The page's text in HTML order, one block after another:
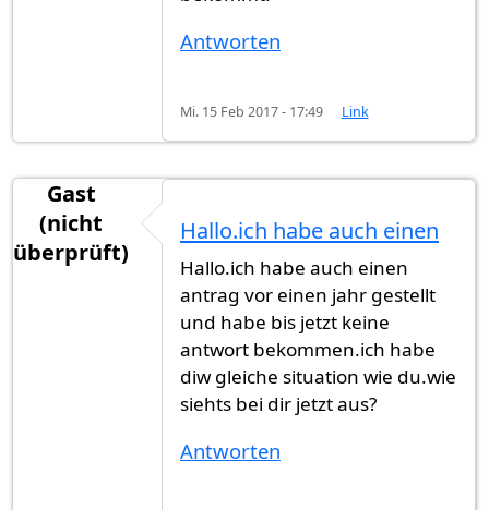
Antworten
Mi. 15 Feb 2017 - 17:49 Link
Gast
(nicht
überprüft)
Hallo.ich habe auch einen
Hallo.ich habe auch einen
antrag vor einen jahr gestellt
und habe bis jetzt keine
antwort bekommen.ich habe
diw gleiche situation wie du.wie
siehts bei dir jetzt aus?
Antworten